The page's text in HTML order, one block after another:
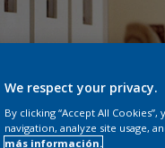
We respect your privacy.
By clicking “Accept All
navigation, analyze site usage,
más información.